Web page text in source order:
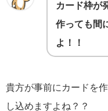
カード枠が
作っても間
よ！！
貴方が事前にカードを
し込めますよね？？